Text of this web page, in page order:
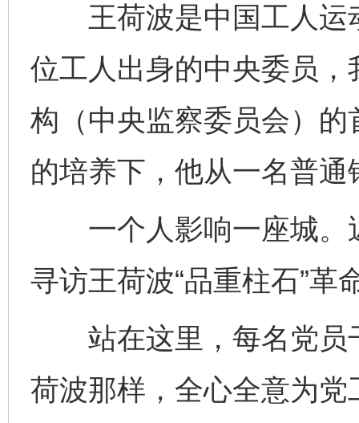
王荷波是中国工人运
位工人出身的中央委员
构（中央监察委员会）
的培养下，他从一名普
一个人影响一座城。
寻访王荷波“品重柱石”革
站在这里，每名党员
荷波那样，全心全意为